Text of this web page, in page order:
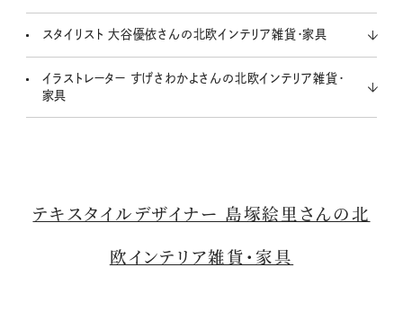
スタイリスト 大谷優依さんの北欧インテリア雑貨・家具
イラストレーター すげさわかよさんの北欧インテリア雑貨・
家具
テキスタイルデザイナー 島塚絵里さんの北
欧インテリア雑貨・家具